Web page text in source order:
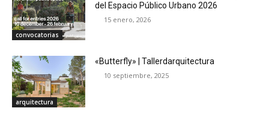
convocatorias
del Espacio Público Urbano 2026
15 enero, 2026
arquitectura
«Butterfly» | Tallerdarquitectura
10 septiembre, 2025